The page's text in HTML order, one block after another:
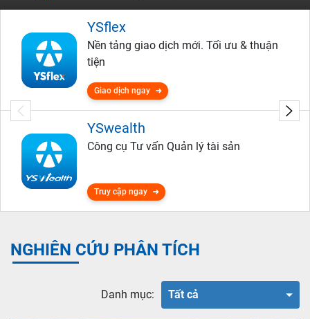
YSflex
Nền tảng giao dịch mới. Tối ưu & thuận
tiện
Giao dịch ngay
YSwealth
Công cụ Tư vấn Quản lý tài sản
Truy cập ngay
NGHIÊN CỨU PHÂN TÍCH
Danh mục: Tất cả